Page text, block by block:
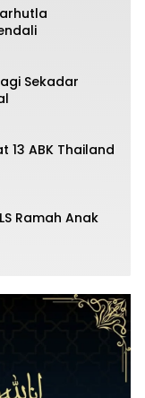
Sekadar
13 ABK Thailand
Ramah Anak